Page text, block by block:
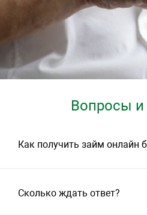
Вопросы и
Как получить займ онлайн
Сколько ждать ответ?